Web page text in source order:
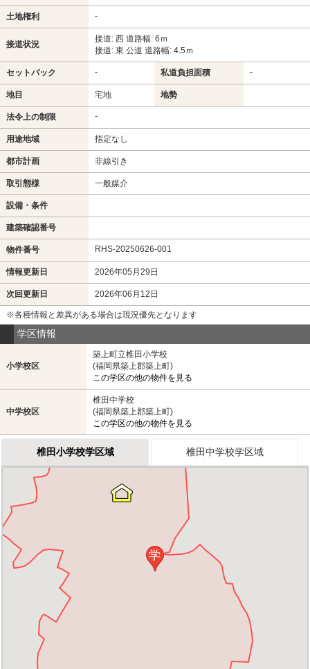
土地権利 -
接道状況
接道: 西 道路幅: 6ｍ
接道: 東 公道 道路幅: 4.5ｍ
セットバック - 私道負担面積 -
地目 宅地 地勢
法令上の制限 -
用途地域 指定なし
都市計画 非線引き
取引態様 一般媒介
設備・条件
建築確認番号
物件番号 RHS-20250626-001
情報更新日 2026年05月29日
次回更新日 2026年06月12日
※各種情報と差異がある場合は現況優先となります
学区情報
小学校区
築上町立椎田小学校
(福岡県築上郡築上町)
この学区の他の物件を見る
中学校区
椎田中学校
(福岡県築上郡築上町)
この学区の他の物件を見る
椎田小学校学区域 椎田中学校学区域
学